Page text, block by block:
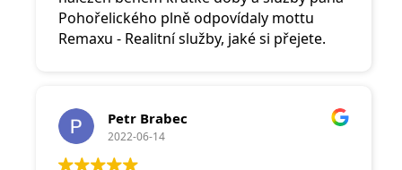
Pohořelického plně odpovídaly mottu
Remaxu - Realitní služby, jaké si přejete.
Petr Brabec
2022-06-14